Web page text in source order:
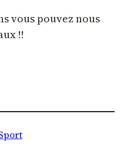
vous pouvez nous
!!